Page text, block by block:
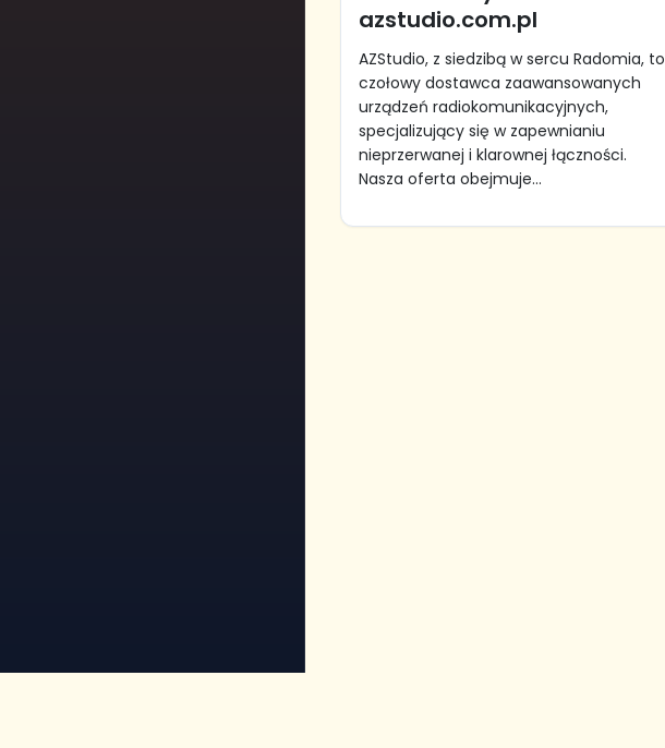
azstudio.com.pl
AZStudio, z siedzibą w sercu Radomia, to
czołowy dostawca zaawansowanych
urządzeń radiokomunikacyjnych,
specjalizujący się w zapewnianiu
nieprzerwanej i klarownej łączności.
Nasza oferta obejmuje...